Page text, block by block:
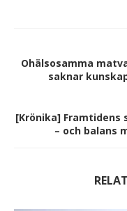
Ohälsosamma
saknar
[Krönika] Framtidens
– och balans